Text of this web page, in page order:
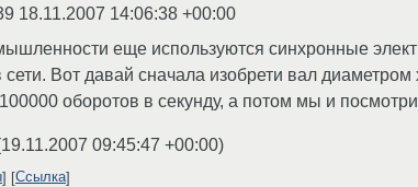
18.11.2007 14:06:38 +00:00
еще используются синхронные
Вот давай сначала изобрети вал
оборотов в секунду, а потом мы и
19.11.2007 09:45:47 +00:00)
Ссылка